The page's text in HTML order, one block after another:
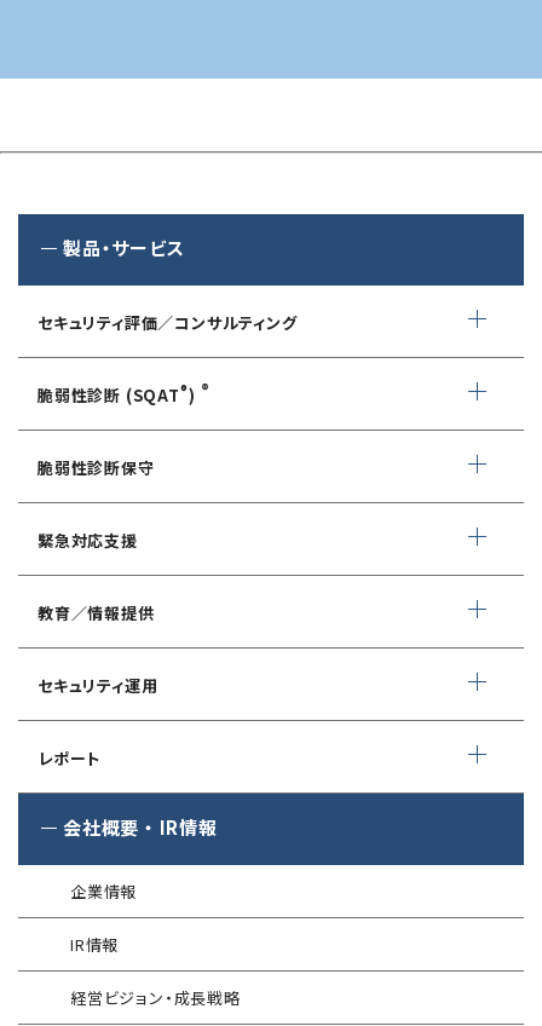
製品・サービス
セキュリティ評価／コンサルティング
情報セキュリティ・アドバイザリ
AIサービス提供者・利用者向け
サイバーセキュリティ対策支援
CSIRT構築／運用支援
インシデント初動対応準備支援
Shift Left コンサルティング
プレリミナリーサーベイ
「サプライチェーン強化に向けたセキュリティ対策評価制度」
運用開始に備えた事前対策支援サービス
脆弱性診断 (SQAT®) ®
WEBアプリケーション脆弱性診断
ネットワーク脆弱性診断
IoTセキュリティ診断
クラウドセキュリティ設定診断
アタックサーフェス調査
SQAT with Swift Delivery
脆弱性診断保守
デイリー自動脆弱性診断
WEBサイトコンテンツ改ざん検知
緊急対応支援
デジタルフォレンジック
緊急対応サービス
教育／情報提供
セキュリスト（SecuriST）
EC-Council
（セキュリティエンジニア養成講座）
セキュリティ運用
マネージドセキュリティサービス (MSS)
Managed Security Service for AWS
WAF運用
G-MDR
インターネット分離クラウド
レポート
SQAT セキュリティレポート
SQAT®情報セキュリティ瓦版
導入事例
技術情報／コラム
会社概要 ・ IR情報
企業情報
IR情報
経営ビジョン・成長戦略